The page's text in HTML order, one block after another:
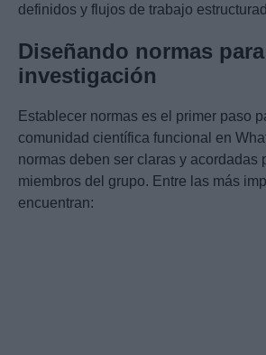
definidos y flujos de trabajo
Diseñando normas
investigación
Establecer normas es el primer paso
comunidad científica funcional en
normas deben ser claras y acordadas
miembros del grupo. Entre las más
encuentran: